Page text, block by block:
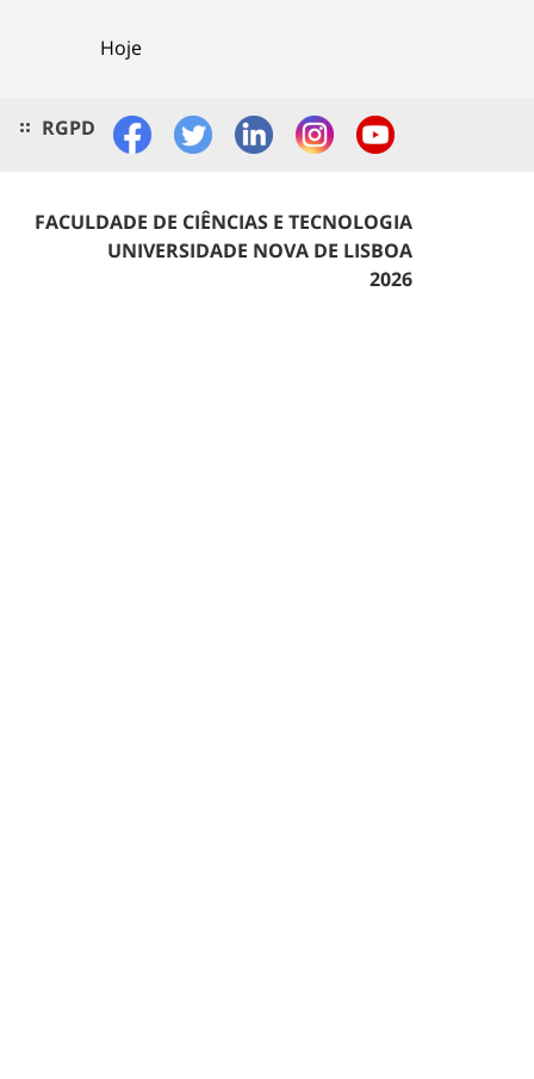
Hoje
RGPD
FACULDADE DE CIÊNCIAS E TECNOLOGIA
UNIVERSIDADE NOVA DE LISBOA
2026